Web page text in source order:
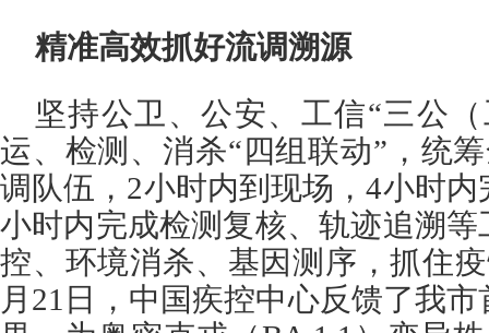
精准高效抓好流调溯源
坚持公卫、公安、工信“三公
运、检测、消杀“四组联动”，统
调队伍，2小时内到现场，4小时
小时内完成检测复核、轨迹追溯
控、环境消杀、基因测序，抓住
月21日，中国疾控中心反馈了我